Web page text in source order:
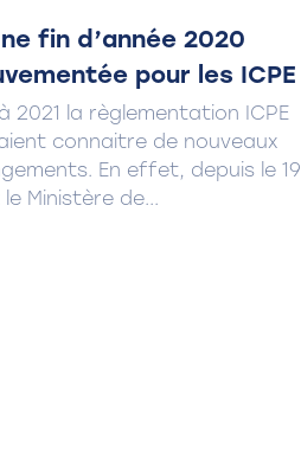
fin d’année 2020
pour les ICPE
à 2021 la règlementation ICPE
connaitre de nouveaux
En effet, depuis le 19
Ministère de...